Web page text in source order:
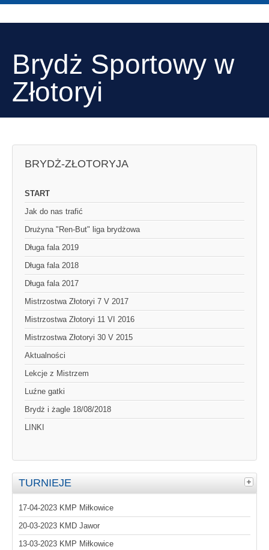
Brydż Sportowy w
Złotoryi
BRYDŻ-ZŁOTORYJA
START
Jak do nas trafić
Drużyna "Ren-But" liga brydżowa
Długa fala 2019
Długa fala 2018
Długa fala 2017
Mistrzostwa Złotoryi 7 V 2017
Mistrzostwa Złotoryi 11 VI 2016
Mistrzostwa Złotoryi 30 V 2015
Aktualności
Lekcje z Mistrzem
Luźne gatki
Brydż i żagle 18/08/2018
LINKI
TURNIEJE
17-04-2023 KMP Miłkowice
20-03-2023 KMD Jawor
13-03-2023 KMP Miłkowice